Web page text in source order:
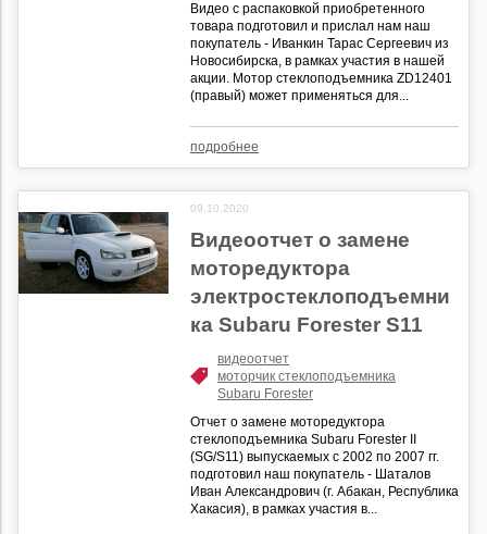
Видео с распаковкой приобретенного
товара подготовил и прислал нам наш
покупатель - Иванкин Тарас Сергеевич из
Новосибирска, в рамках участия в нашей
акции. Мотор стеклоподъемника ZD12401
(правый) может применяться для...
подробнее
09.10.2020
Видеоотчет о замене
моторедуктора
электростеклоподъемни
ка Subaru Forester S11
видеоотчет
моторчик стеклоподъемника
Subaru Forester
Отчет о замене моторедуктора
стеклоподъемника Subaru Forester II
(SG/S11) выпускаемых с 2002 по 2007 гг.
подготовил наш покупатель - Шаталов
Иван Александрович (г. Абакан, Республика
Хакасия), в рамках участия в...